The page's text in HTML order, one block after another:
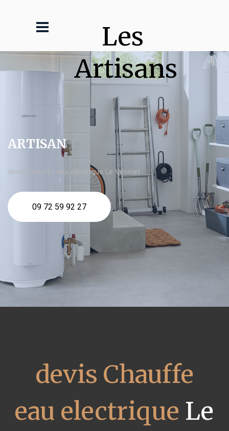
Les
Artisans
ARTISAN
devis Chauffe eau electrique Le Vésinet
09 72 59 92 27
devis Chauffe
eau electrique Le